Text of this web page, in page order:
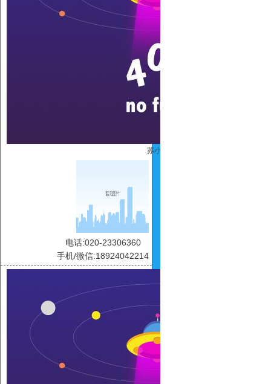
苏小碧
电话:020-23306360
手机/微信:18924042214